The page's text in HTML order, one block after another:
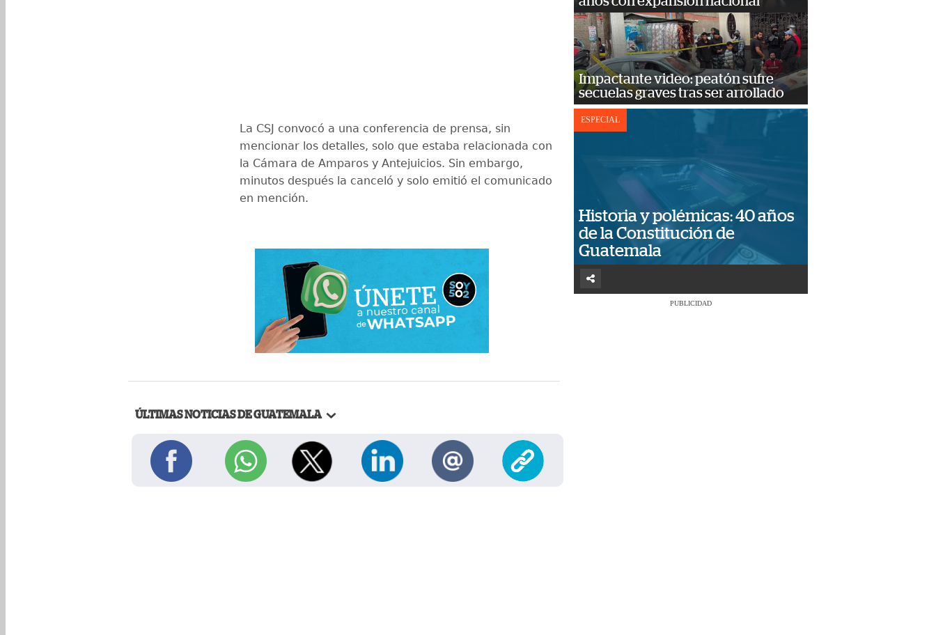
La CSJ convocó a una conferencia de prensa, sin
mencionar los detalles, solo que estaba relacionada con
la Cámara de Amparos y Antejuicios. Sin embargo,
minutos después la canceló y solo emitió el comunicado
en mención.
ÚLTIMAS NOTICIAS DE GUATEMALA
Impactante video: peatón sufre
secuelas graves tras ser arrollado
ESPECIAL
Historia y polémicas: 40 años
de la Constitución de
Guatemala
PUBLICIDAD